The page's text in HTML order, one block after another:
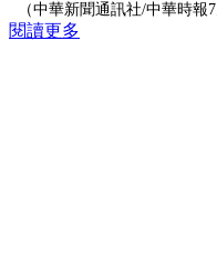
（中華新聞通訊社/中華時報
閱讀更多